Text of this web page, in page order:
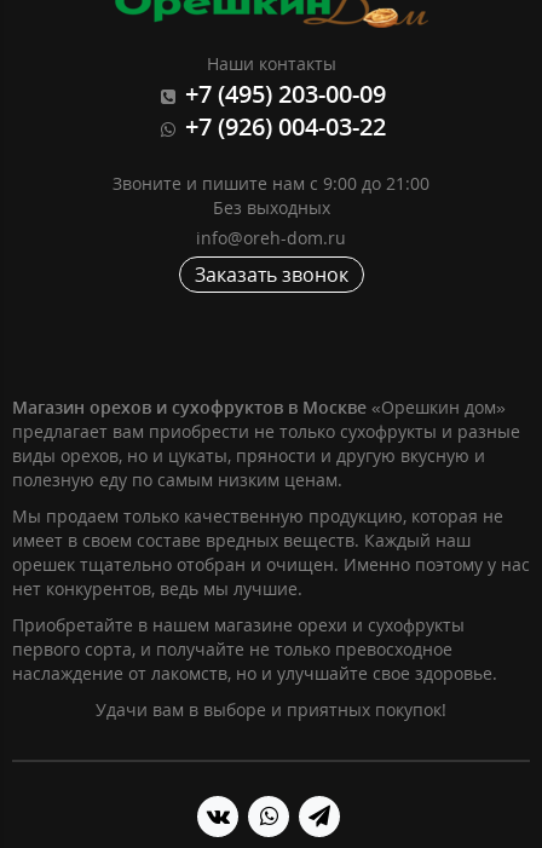
Наши контакты
+7 (495) 203-00-09
+7 (926) 004-03-22
Звоните и пишите нам с 9:00 до 21:00
Без выходных
info@oreh-dom.ru
Заказать звонок
Магазин орехов и сухофруктов в Москве «Орешкин дом»
предлагает вам приобрести не только сухофрукты и разные
виды орехов, но и цукаты, пряности и другую вкусную и
полезную еду по самым низким ценам.
Мы продаем только качественную продукцию, которая не
имеет в своем составе вредных веществ. Каждый наш
орешек тщательно отобран и очищен. Именно поэтому у нас
нет конкурентов, ведь мы лучшие.
Приобретайте в нашем магазине орехи и сухофрукты
первого сорта, и получайте не только превосходное
наслаждение от лакомств, но и улучшайте свое здоровье.
Удачи вам в выборе и приятных покупок!